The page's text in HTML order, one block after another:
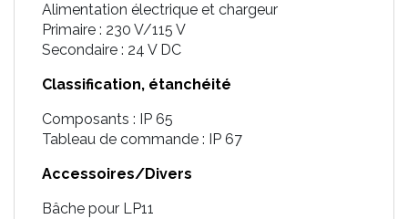
Alimentation électrique et chargeur
Primaire : 230 V/115 V
Secondaire : 24 V DC
Classification, étanchéité
Composants : IP 65
Tableau de commande : IP 67
Accessoires/Divers
Bâche pour LP11